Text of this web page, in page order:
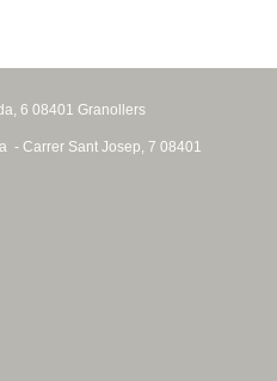
6 08401 Granollers
- Carrer Sant Josep, 7 08401